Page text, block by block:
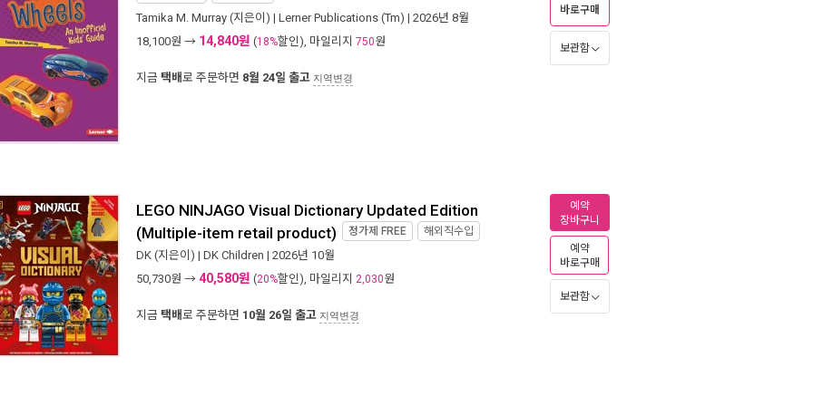
Tamika M. Murray (지은이) | Lerner Publications (Tm) | 2026년 8월
18,100원 → 14,840원 (18%할인), 마일리지 750원
지금 택배로 주문하면 8월 24일 출고 지역변경
바로구매
보관함
LEGO NINJAGO Visual Dictionary Updated Edition
(Multiple-item retail product) 정가제 FREE 해외직수입
DK (지은이) | DK Children | 2026년 10월
50,730원 → 40,580원 (20%할인), 마일리지 2,030원
지금 택배로 주문하면 10월 26일 출고 지역변경
예약
장바구니
예약
바로구매
보관함